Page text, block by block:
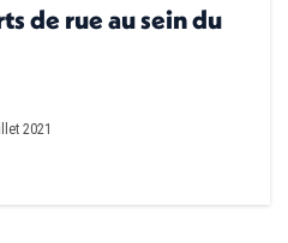
de rue au sein du
2021